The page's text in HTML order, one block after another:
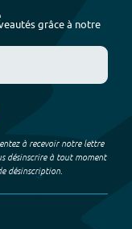
grâce à notre
à recevoir notre lettre
désinscrire à tout moment
désinscription.